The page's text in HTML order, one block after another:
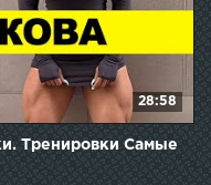
28:58
Тренировки Самые